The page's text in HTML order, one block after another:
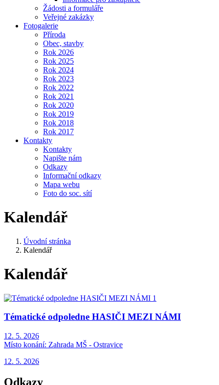
Žádosti a formuláře
Veřejné zakázky
Fotogalerie
Příroda
Obec, stavby
Rok 2026
Rok 2025
Rok 2024
Rok 2023
Rok 2022
Rok 2021
Rok 2020
Rok 2019
Rok 2018
Rok 2017
Kontakty
Kontakty
Napište nám
Odkazy
Informační odkazy
Mapa webu
Foto do soc. sítí
Kalendář
Úvodní stránka
Kalendář
Kalendář
Tématické odpoledne HASIČI MEZI NÁMI
12. 5. 2026
Místo konání: Zahrada MŠ - Ostravice
12. 5. 2026
Odkazy